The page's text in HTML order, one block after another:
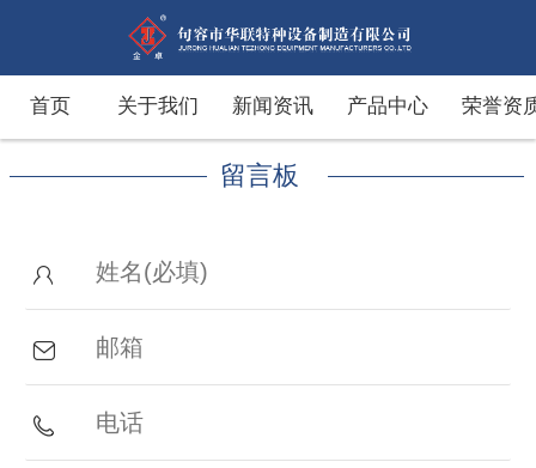
首页 关于我们 新闻资讯 产品中心 荣誉资
留言板